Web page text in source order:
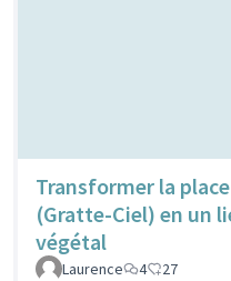
Transformer la
(Gratte-Ciel) en un
végétal
Laurence 4 27